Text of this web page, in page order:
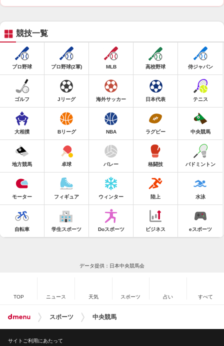
競技一覧
プロ野球 プロ野球(2軍) MLB 高校野球 侍ジャパン
ゴルフ Jリーグ 海外サッカー 日本代表 テニス
大相撲 Bリーグ NBA ラグビー 中央競馬
地方競馬 卓球 バレー 格闘技 バドミントン
モーター フィギュア ウィンター 陸上 水泳
自転車 学生スポーツ Doスポーツ ビジネス eスポーツ
データ提供：日本中央競馬会
TOP ニュース 天気 スポーツ 占い すべて
スポーツ 中央競馬
サイトご利用にあたって